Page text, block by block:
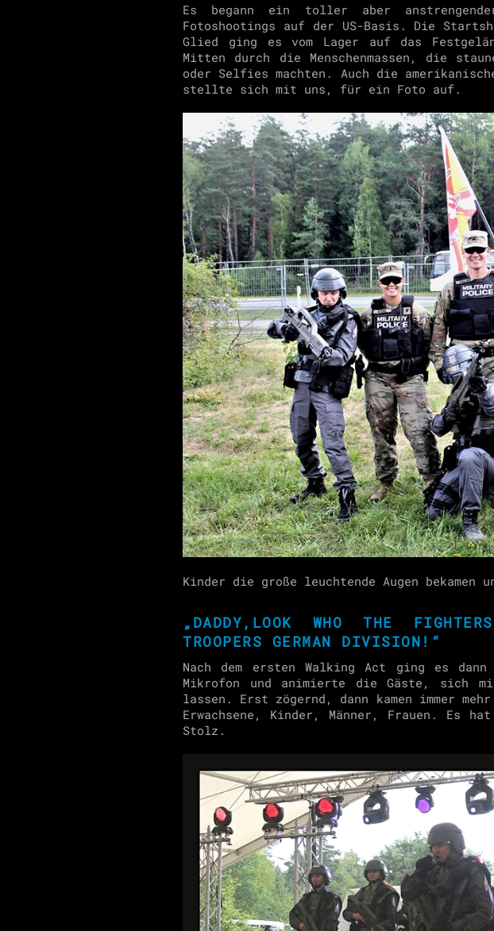
Es begann ein toller aber
Fotoshootings auf der US-Basis. Die
Glied ging es vom Lager auf das
Mitten durch die Menschenmassen, die
oder Selfies machten. Auch die
stellte sich mit uns, für ein Foto auf.
Kinder die große leuchtende Augen bekamen
„DADDY,LOOK WHO THE
TROOPERS GERMAN DIVISION!“
Nach dem ersten Walking Act ging es
Mikrofon und animierte die Gäste, sich
lassen. Erst zögernd, dann kamen immer
Erwachsene, Kinder, Männer, Frauen. Es
Stolz.